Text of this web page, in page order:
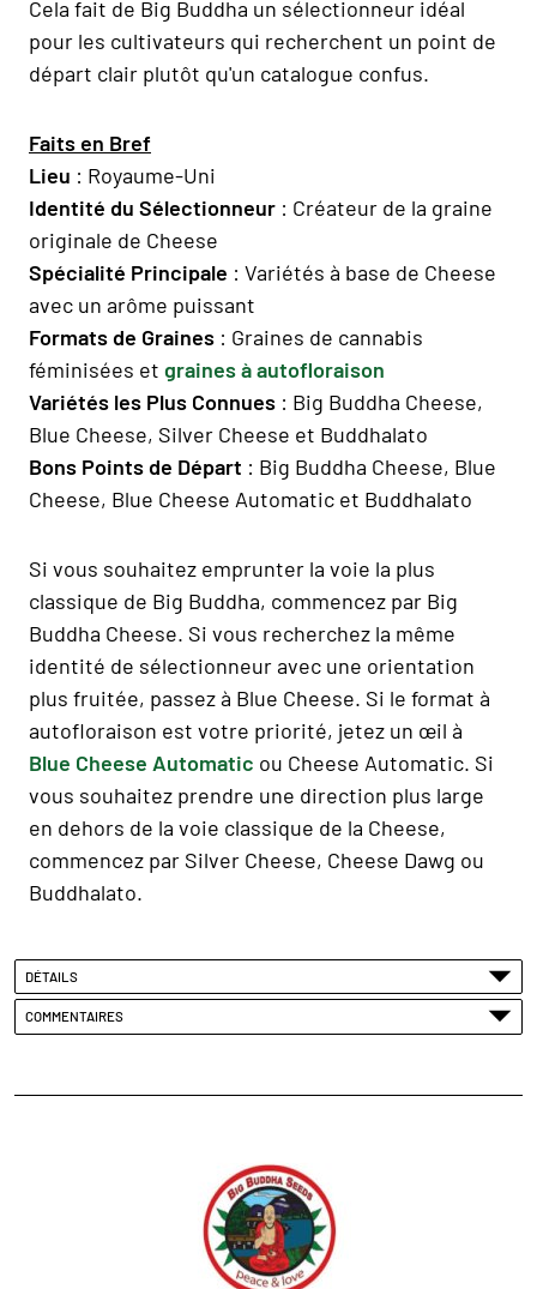
Cela fait de Big Buddha un sélectionneur idéal
pour les cultivateurs qui recherchent un point de
départ clair plutôt qu'un catalogue confus.
Faits en Bref
Lieu : Royaume-Uni
Identité du Sélectionneur : Créateur de la graine
originale de Cheese
Spécialité Principale : Variétés à base de Cheese
avec un arôme puissant
Formats de Graines : Graines de cannabis
féminisées et graines à autofloraison
Variétés les Plus Connues : Big Buddha Cheese,
Blue Cheese, Silver Cheese et Buddhalato
Bons Points de Départ : Big Buddha Cheese, Blue
Cheese, Blue Cheese Automatic et Buddhalato
Si vous souhaitez emprunter la voie la plus
classique de Big Buddha, commencez par Big
Buddha Cheese. Si vous recherchez la même
identité de sélectionneur avec une orientation
plus fruitée, passez à Blue Cheese. Si le format à
autofloraison est votre priorité, jetez un œil à
Blue Cheese Automatic ou Cheese Automatic. Si
vous souhaitez prendre une direction plus large
en dehors de la voie classique de la Cheese,
commencez par Silver Cheese, Cheese Dawg ou
Buddhalato.
DÉTAILS
COMMENTAIRES